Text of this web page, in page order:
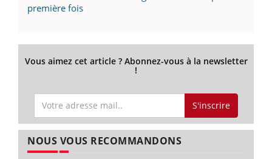
première fois
Vous aimez cet article ? Abonnez-vous à la newsletter
!
S'inscrire
NOUS VOUS RECOMMANDONS